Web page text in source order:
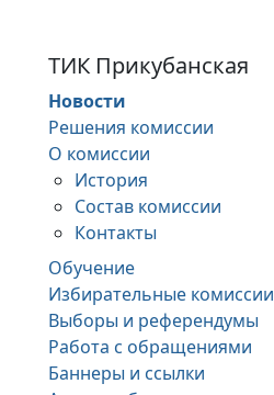
ТИК Прикубанская
Новости
Решения комиссии
О комиссии
История
Состав комиссии
Контакты
Обучение
Избирательные комиссии
Выборы и референдумы
Работа с обращениями
Баннеры и ссылки